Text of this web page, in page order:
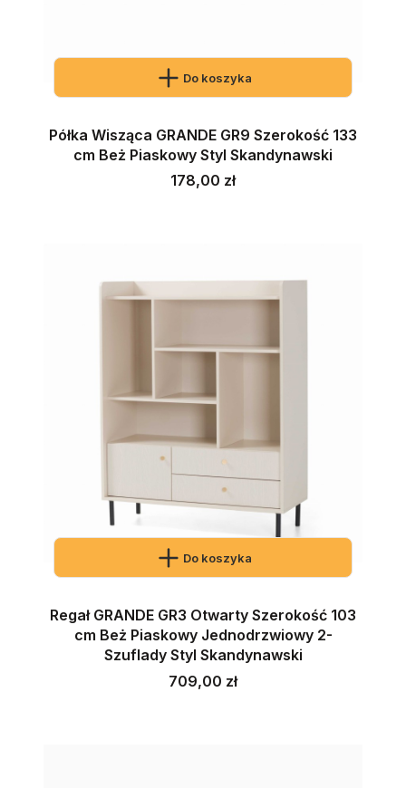
Do koszyka
Półka Wisząca GRANDE GR9 Szerokość 133
cm Beż Piaskowy Styl Skandynawski
Cena
178,00 zł
Do koszyka
Regał GRANDE GR3 Otwarty Szerokość 103
cm Beż Piaskowy Jednodrzwiowy 2-
Szuflady Styl Skandynawski
Cena
709,00 zł